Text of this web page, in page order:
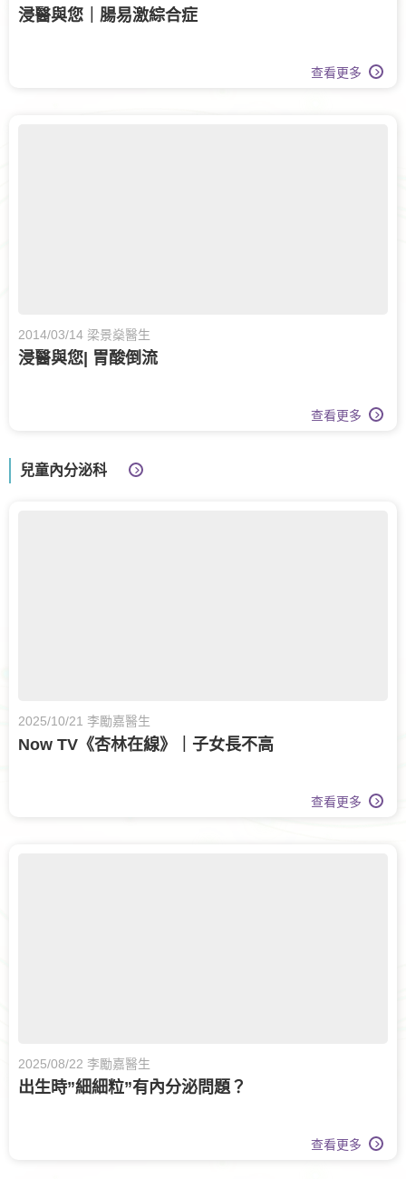
浸醫與您｜腸易激綜合症
查看更多
2014/03/14 梁景燊醫生
浸醫與您| 胃酸倒流
查看更多
兒童內分泌科
2025/10/21 李勵嘉醫生
Now TV《杏林在線》｜子女長不高
查看更多
2025/08/22 李勵嘉醫生
出生時”細細粒”有內分泌問題？
查看更多